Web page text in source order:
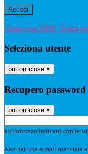
-
Entra con SPID Entra
Seleziona utente
button close ×
Recupero password
button close ×
all'indirizzo indicato con le
Non hai una e-mail associata